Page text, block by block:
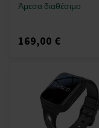
Άμεσα διαθέσιμο
169,00 €